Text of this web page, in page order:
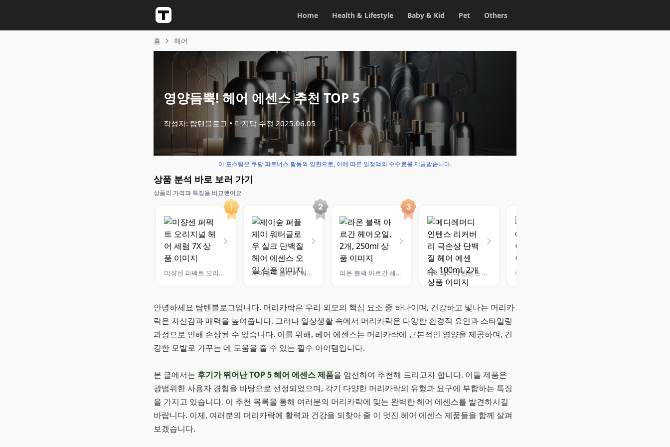
Home Health & Lifestyle Baby & Kid Pet Others
홈 헤어
영양듬뿍! 헤어 에센스 추천 TOP 5
작성자: 탑텐블로그 마지막 수정 2025.06.05
이 포스팅은 쿠팡 파트너스 활동의 일환으로, 이에 따른 일정액의 수수료를 제공받습니다.
상품 분석 바로 보러 가기
상품의 가격과 특징을 비교했어요
미쟝센 퍼펙트 오리지널 헤어 세럼 7X 제이숲 퍼플제이 워터글로우 실크 단백질 헤어 에센스 오일 라온 블랙 아르간 헤어오일, 2개, 250ml 메디레머디 인텐스 리커버리 극손상 단백질 헤어 에센스, 100ml, 2개
안녕하세요 탑텐블로그입니다. 머리카락은 우리 외모의 핵심 요소 중 하나이며, 건강하고 빛나는 머리카
락은 자신감과 매력을 높여줍니다. 그러나 일상생활 속에서 머리카락은 다양한 환경적 요인과 스타일링
과정으로 인해 손상될 수 있습니다. 이를 위해, 헤어 에센스는 머리카락에 근본적인 영양을 제공하며, 건
강한 모발로 가꾸는 데 도움을 줄 수 있는 필수 아이템입니다.
본 글에서는 후기가 뛰어난 TOP 5 헤어 에센스 제품을 엄선하여 추천해 드리고자 합니다. 이들 제품은
광범위한 사용자 경험을 바탕으로 선정되었으며, 각기 다양한 머리카락의 유형과 요구에 부합하는 특징
을 가지고 있습니다. 이 추천 목록을 통해 여러분의 머리카락에 맞는 완벽한 헤어 에센스를 발견하시길
바랍니다. 이제, 여러분의 머리카락에 활력과 건강을 되찾아 줄 이 멋진 헤어 에센스 제품들을 함께 살펴
보겠습니다.